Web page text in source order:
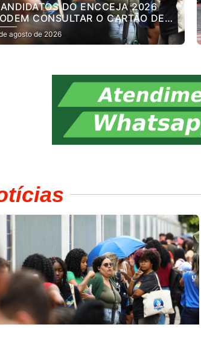
DO ENCCEJA 2026
CONSULTAR O CARTÃO DE
agosto de 2026